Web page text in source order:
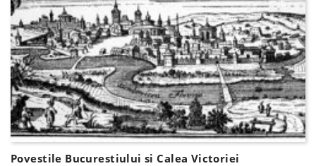
Povestile Bucurestiului si Calea Victoriei